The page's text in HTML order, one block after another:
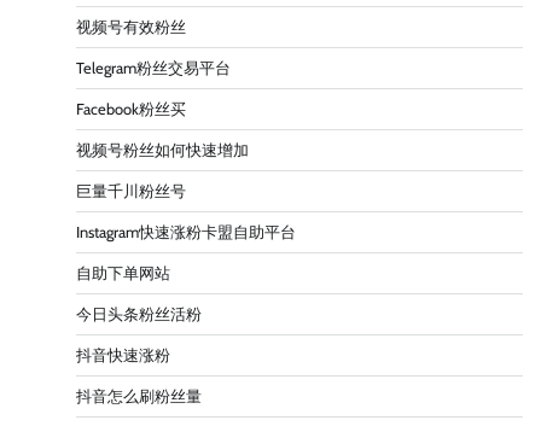
视频号有效粉丝
Telegram粉丝交易平台
Facebook粉丝买
视频号粉丝如何快速增加
巨量千川粉丝号
Instagram快速涨粉卡盟自助平台
自助下单网站
今日头条粉丝活粉
抖音快速涨粉
抖音怎么刷粉丝量